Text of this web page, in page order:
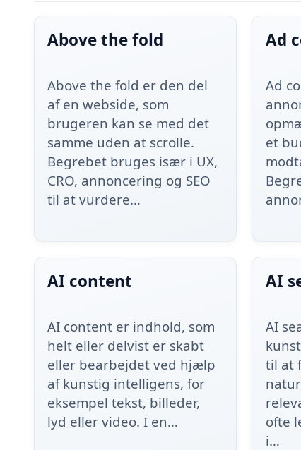
Above the fold
Above the fold er den del
af en webside, som
brugeren kan se med det
samme uden at scrolle.
Begrebet bruges især i UX,
CRO, annoncering og SEO
til at vurdere…
Ad
Ad
et
AI content
AI content er indhold, som
helt eller delvist er skabt
eller bearbejdet ved hjælp
af kunstig intelligens, for
eksempel tekst, billeder,
lyd eller video. I en…
AI
AI
til at
ofte
i…